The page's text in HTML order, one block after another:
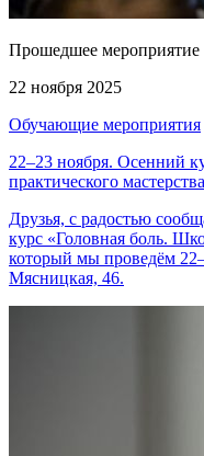
Прошедшее мероприятие
22 ноября 2025
Обучающие мероприятия
22–23 ноября. Осенний
практического
Друзья, с радостью
курс «Головная боль.
который мы проведём
Мясницкая, 46.